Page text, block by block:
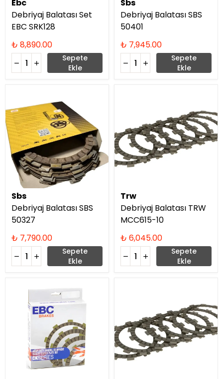
Ebc
Debriyaj Balatası Set
EBC SRK128
₺ 8,890.00
Sepete
Ekle
Sbs
Debriyaj Balatası SBS
50401
₺ 7,945.00
Sepete
Ekle
Sbs
Debriyaj Balatası SBS
50327
₺ 7,790.00
Sepete
Ekle
Trw
Debriyaj Balatası TRW
MCC615-10
₺ 6,045.00
Sepete
Ekle